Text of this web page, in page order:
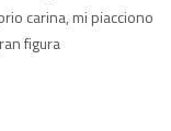
carina, mi piacciono
figura